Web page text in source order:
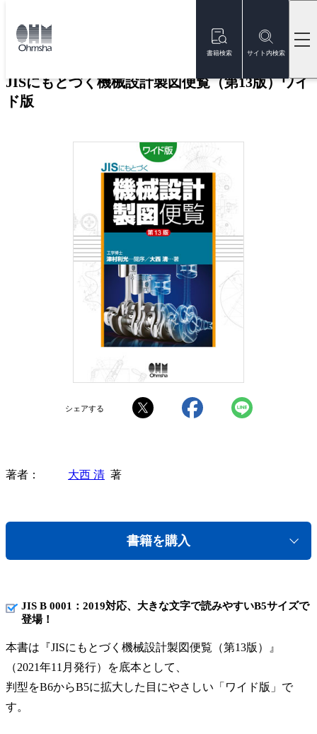
書籍検索 サイト内検索
トップ
JISにもとづく機械設計製図便覧（第13版）ワイ
ド版
シェアする
著者 大西 清 著
書籍を購入
JIS B 0001：2019対応、大きな文字で読みやすいB5サイズで
登場！
本書は『JISにもとづく機械設計製図便覧（第13版）』
（2021年11月発行）を底本として、
判型をB6からB5に拡大した目にやさしい「ワイド版」で
す。